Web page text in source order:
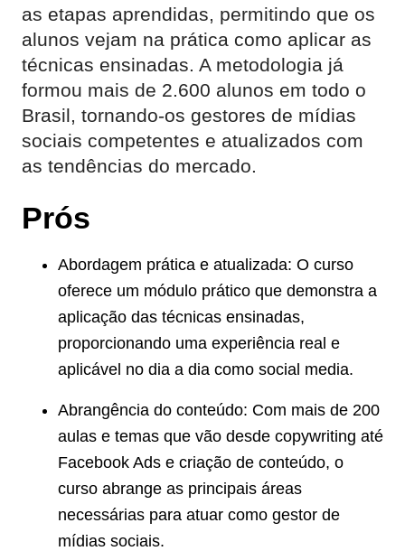
as etapas aprendidas, permitindo que os
alunos vejam na prática como aplicar as
técnicas ensinadas. A metodologia já
formou mais de 2.600 alunos em todo o
Brasil, tornando-os gestores de mídias
sociais competentes e atualizados com
as tendências do mercado.
Prós
Abordagem prática e atualizada: O curso
oferece um módulo prático que demonstra a
aplicação das técnicas ensinadas,
proporcionando uma experiência real e
aplicável no dia a dia como social media.
Abrangência do conteúdo: Com mais de 200
aulas e temas que vão desde copywriting até
Facebook Ads e criação de conteúdo, o
curso abrange as principais áreas
necessárias para atuar como gestor de
mídias sociais.